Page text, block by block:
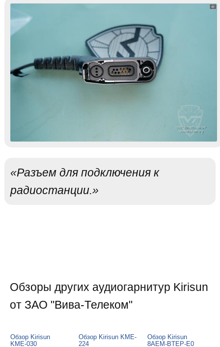
«Разъем для подключения к
радиостанции.»
Обзоры других аудиогарнитур Kirisun
от ЗАО "Вива-Телеком"
Обзор Kirisun
KME-030
Обзор Kirisun KME-
224
Обзор Kirisun
8AEM-BTEP-E0